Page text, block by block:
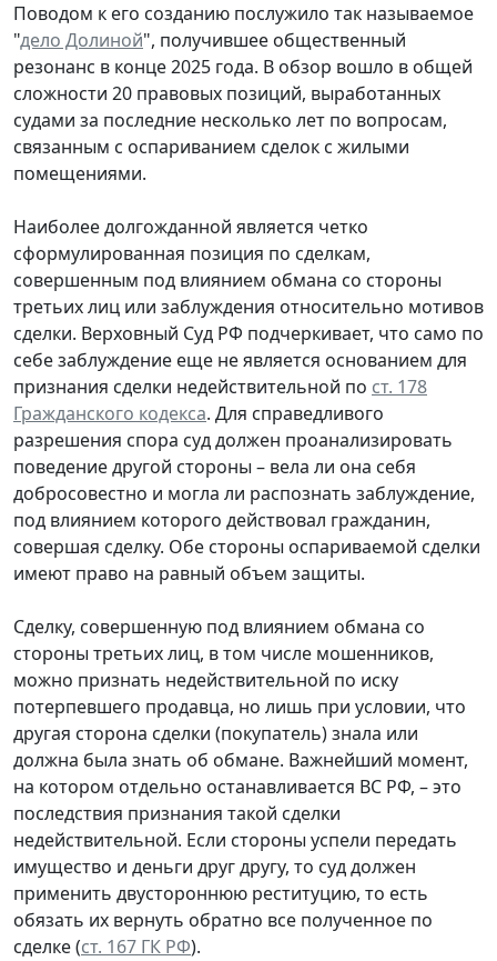
Поводом к его созданию послужило так называемое
"дело Долиной", получившее общественный
резонанс в конце 2025 года. В обзор вошло в общей
сложности 20 правовых позиций, выработанных
судами за последние несколько лет по вопросам,
связанным с оспариванием сделок с жилыми
помещениями.
Наиболее долгожданной является четко
сформулированная позиция по сделкам,
совершенным под влиянием обмана со стороны
третьих лиц или заблуждения относительно мотивов
сделки. Верховный Суд РФ подчеркивает, что само по
себе заблуждение еще не является основанием для
признания сделки недействительной по ст. 178
Гражданского кодекса. Для справедливого
разрешения спора суд должен проанализировать
поведение другой стороны – вела ли она себя
добросовестно и могла ли распознать заблуждение,
под влиянием которого действовал гражданин,
совершая сделку. Обе стороны оспариваемой сделки
имеют право на равный объем защиты.
Сделку, совершенную под влиянием обмана со
стороны третьих лиц, в том числе мошенников,
можно признать недействительной по иску
потерпевшего продавца, но лишь при условии, что
другая сторона сделки (покупатель) знала или
должна была знать об обмане. Важнейший момент,
на котором отдельно останавливается ВС РФ, – это
последствия признания такой сделки
недействительной. Если стороны успели передать
имущество и деньги друг другу, то суд должен
применить двустороннюю реституцию, то есть
обязать их вернуть обратно все полученное по
сделке (ст. 167 ГК РФ).